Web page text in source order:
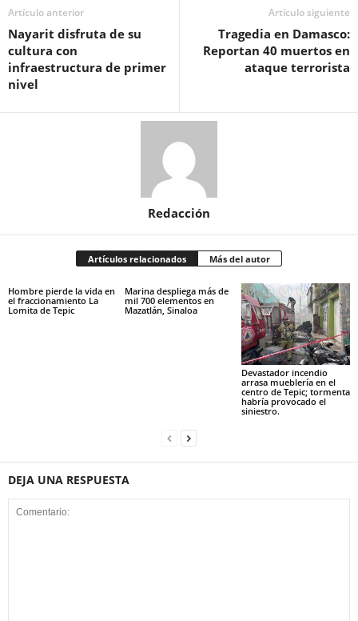
Artículo anterior
Nayarit disfruta de su
cultura con
infraestructura de primer
nivel
Artículo siguiente
Tragedia en Damasco:
Reportan 40 muertos en
ataque terrorista
Redacción
Artículos relacionados Más del autor
Hombre pierde la vida en
el fraccionamiento La
Lomita de Tepic
Marina despliega más de
mil 700 elementos en
Mazatlán, Sinaloa
Devastador incendio
arrasa mueblería en el
centro de Tepic; tormenta
habría provocado el
siniestro.
DEJA UNA RESPUESTA